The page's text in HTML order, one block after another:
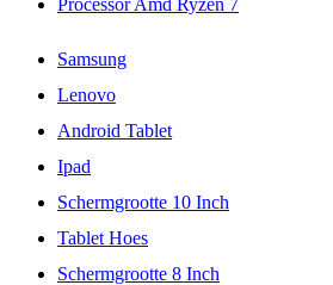
Processor Amd Ryzen 7
Samsung
Lenovo
Android Tablet
Ipad
Schermgrootte 10 Inch
Tablet Hoes
Schermgrootte 8 Inch